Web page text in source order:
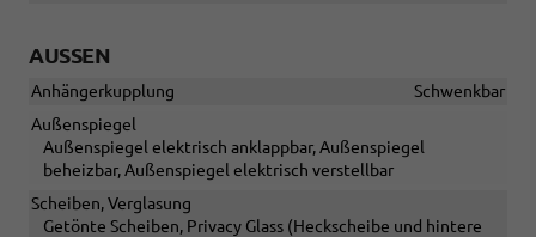
AUSSEN
Anhängerkupplung
Schwenkbar
Außenspiegel
Außenspiegel elektrisch anklappbar, Außenspiegel
beheizbar, Außenspiegel elektrisch verstellbar
Scheiben, Verglasung
Getönte Scheiben, Privacy Glass (Heckscheibe und hintere